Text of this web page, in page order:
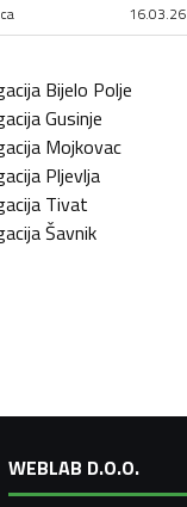
16.03.26
Bijelo Polje
Gusinje
Mojkovac
Pljevlja
Tivat
Šavnik
WEBLAB D.O.O.